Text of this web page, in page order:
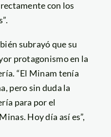
con los
subrayó que su
protagonismo en la
“El Minam tenía
pero sin duda la
para por el
Hoy día así es”,